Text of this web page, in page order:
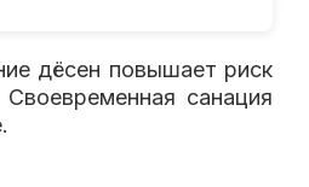
дёсен повышает риск
санация